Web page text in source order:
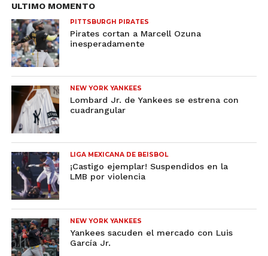
ULTIMO MOMENTO
PITTSBURGH PIRATES
Pirates cortan a Marcell Ozuna
inesperadamente
NEW YORK YANKEES
Lombard Jr. de Yankees se estrena con
cuadrangular
LIGA MEXICANA DE BEISBOL
¡Castigo ejemplar! Suspendidos en la
LMB por violencia
NEW YORK YANKEES
Yankees sacuden el mercado con Luis
García Jr.